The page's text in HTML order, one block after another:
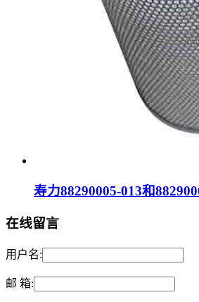
寿力88290005-013和
在线留言
用户名:
邮 箱: